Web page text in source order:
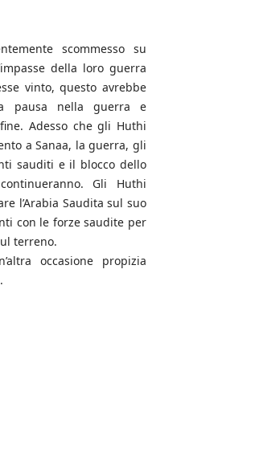
scommesso su
della loro guerra
vinto, questo avrebbe
pausa nella guerra e
Adesso che gli Huthi
a Sanaa, la guerra, gli
sauditi e il blocco dello
Gli Huthi
l’Arabia Saudita sul suo
con le forze saudite per
terreno.
occasione propizia